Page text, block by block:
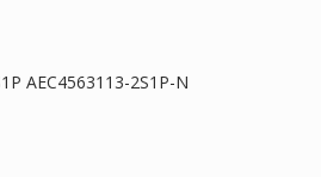
AEC4563113-2S1P-N